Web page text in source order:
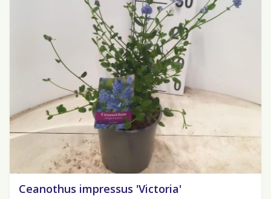
Ceanothus impressus 'Victoria'